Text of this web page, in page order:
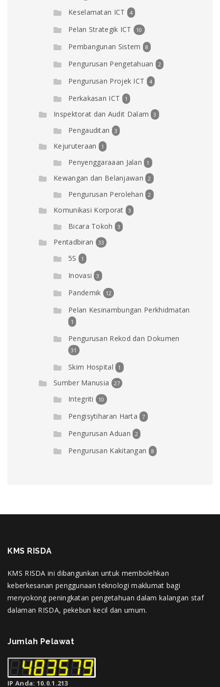
Keselamatan ICT 4
Pelan Strategik ICT 10
Pembangunan Sistem 8
Pengurusan Pengetahuan 2
Pengurusan Projek ICT 4
Perkakasan ICT 1
Inspektorat dan Audit Dalam 3
Pengauditan 3
Kejuruteraan 1
Penyenggaraaan Jalan 1
Kewangan dan Belanjawan 2
Pengurusan Perolehan 2
Komunikasi Korporat 3
Bicara Tokoh 3
Pentadbiran 33
5S 1
Inovasi 3
Pandemik 12
Pelan Kesinambungan Perkhidmatan
1
Pengurusan Rekod dan Dokumen
31
Skim Hospital 1
Sumber Manusia 27
Integriti 10
Pengisytiharan Harta 7
Pengurusan Aduan 2
Pengurusan Kakitangan 8
KMS RISDA
KMS RISDA ini dibangunkan untuk membolehkan
keberkesanan penggunaan teknologi maklumat bagi
menyokong peningkatan pengetahuan dalam kalangan staf
dalaman RISDA, pekebun kecil dan umum.
Jumlah Pelawat
IP Anda: 10.0.1.213